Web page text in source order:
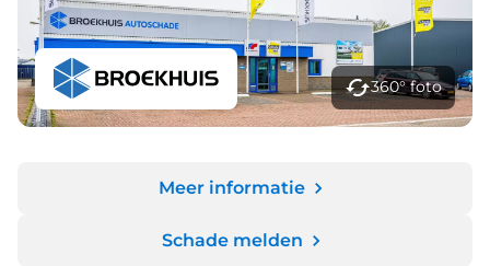
360° foto
Meer informatie
Schade melden